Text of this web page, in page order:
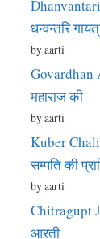
धन्वन्तरि
by aarti
Govardhan
महाराज की
by aarti
Kuber
सम्पति की
by aarti
Chitragupt
आरती